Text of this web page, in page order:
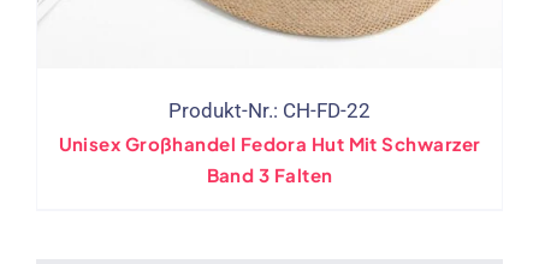
Produkt-Nr.: CH-FD-22
Unisex Großhandel Fedora Hut Mit Schwarzer
Band 3 Falten